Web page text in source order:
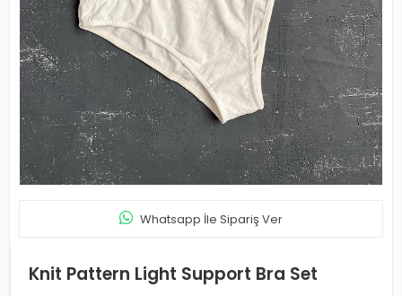
Whatsapp İle Sipariş Ver
Knit Pattern Light Support Bra Set